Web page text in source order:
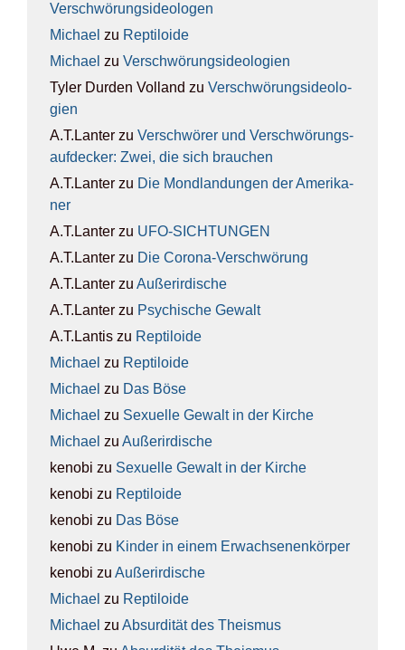
Ver­schwö­rungs­ideo­lo­gen
Michael zu Rep­ti­lo­ide
Michael zu Ver­schwö­rungs­ideo­lo­gien
Tyler Durden Volland zu Ver­schwö­rungs­ideo­lo­
gien
A.T.Lanter zu Ver­schwö­rer und Ver­schwö­rungs­
auf­de­cker: Zwei, die sich brau­chen
A.T.Lanter zu Die Mond­lan­dun­gen der Ame­ri­ka­
ner
A.T.Lanter zu UFO-SICH­TUN­GEN
A.T.Lanter zu Die Coro­na-Ver­schwö­rung
A.T.Lanter zu Außer­ir­di­sche
A.T.Lanter zu Psy­chi­sche Gewalt
A.T.Lantis zu Rep­ti­lo­ide
Michael zu Rep­ti­lo­ide
Michael zu Das Böse
Michael zu Sexu­el­le Gewalt in der Kir­che
Michael zu Außer­ir­di­sche
kenobi zu Sexu­el­le Gewalt in der Kir­che
kenobi zu Rep­ti­lo­ide
kenobi zu Das Böse
kenobi zu Kin­der in einem Erwach­se­nen­kör­per
kenobi zu Außer­ir­di­sche
Michael zu Rep­ti­lo­ide
Michael zu Absur­di­tät des The­is­mus